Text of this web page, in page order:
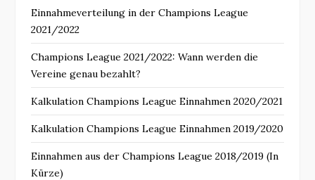
Einnahmeverteilung in der Champions League
2021/2022
Champions League 2021/2022: Wann werden die
Vereine genau bezahlt?
Kalkulation Champions League Einnahmen 2020/2021
Kalkulation Champions League Einnahmen 2019/2020
Einnahmen aus der Champions League 2018/2019 (In
Kürze)